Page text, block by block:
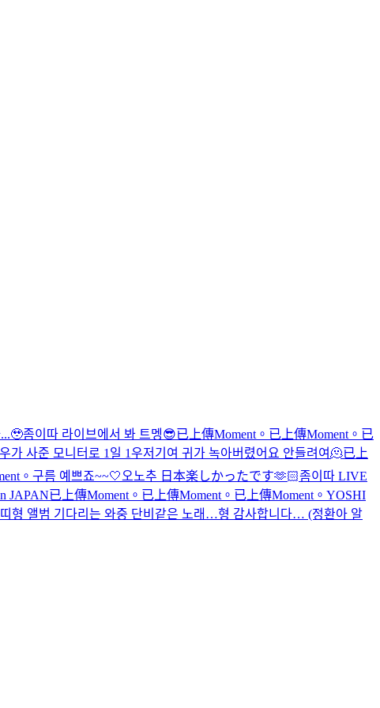
좀이따 라이브에서 봐 트멩😎已上傳Moment。 已上傳Moment。 已
가 사준 모니터로 1일 1우저기여 귀가 녹아버렸어요 안들려여🫠已上
。 구름 예쁘죠~~🤍 오노추 日本楽しかったです🫶🏻좀이따 LIVE
JAPAN已上傳Moment。 已上傳Moment。 已上傳Moment。 YOSHI
형 앨범 기다리는 와중 단비같은 노래…형 감사합니다… (정환아 알